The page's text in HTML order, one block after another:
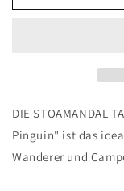
Tasse
DIE STOAMANDAL
Pinguin" ist das
Wanderer und